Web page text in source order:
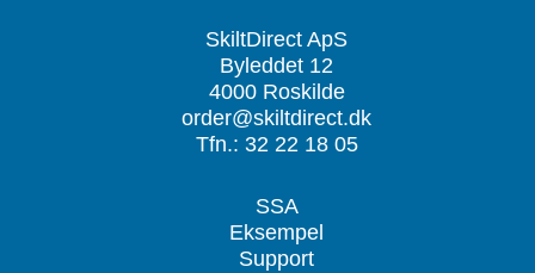
SkiltDirect ApS
Byleddet 12
4000 Roskilde
order@skiltdirect.dk
Tfn.: 32 22 18 05
SSA
Eksempel
Support